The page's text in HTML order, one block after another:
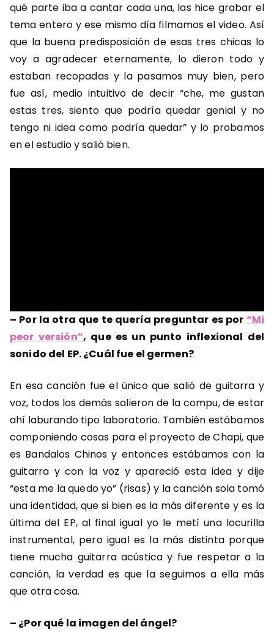
qué parte iba a cantar cada una, las hice grabar el
tema entero y ese mismo día filmamos el video. Así
que la buena predisposición de esas tres chicas lo
voy a agradecer eternamente, lo dieron todo y
estaban recopadas y la pasamos muy bien, pero
fue así, medio intuitivo de decir “che, me gustan
estas tres, siento que podría quedar genial y no
tengo ni idea como podría quedar” y lo probamos
en el estudio y salió bien.
– Por la otra que te quería preguntar es por “Mi
peor versión”, que es un punto inflexional del
sonido del EP. ¿Cuál fue el germen?
En esa canción fue el único que salió de guitarra y
voz, todos los demás salieron de la compu, de estar
ahí laburando tipo laboratorio. También estábamos
componiendo cosas para el proyecto de Chapi, que
es Bandalos Chinos y entonces estábamos con la
guitarra y con la voz y apareció esta idea y dije
“esta me la quedo yo” (risas) y la canción sola tomó
una identidad, que si bien es la más diferente y es la
última del EP, al final igual yo le metí una locurilla
instrumental, pero igual es la más distinta porque
tiene mucha guitarra acústica y fue respetar a la
canción, la verdad es que la seguimos a ella más
que otra cosa.
– ¿Por qué la imagen del ángel?